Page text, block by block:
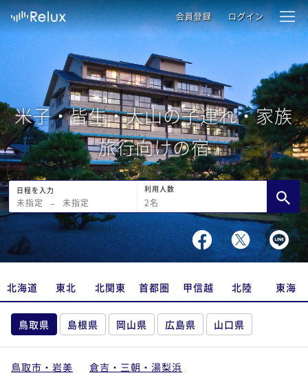
会員登録 ログイン
米子・皆生・大山の子連れ・家族
旅行向けの宿
日程を入力
未指定 − 未指定
利用人数
2名
北海道 東北 北関東 首都圏 甲信越 北陸 東海
鳥取県 島根県 岡山県 広島県 山口県
鳥取市・岩美
倉吉・三朝・湯梨浜